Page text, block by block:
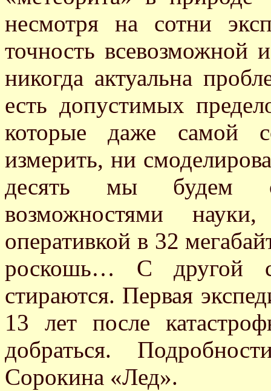
несмотря на сотни
точность всевозможной
никогда актуальна
есть допустимых
которые даже самой
измерить, ни
десять мы будем
возможностями
оперативкой в 32
роскошь… С другой
стираются. Первая
13 лет после
добраться.
Сорокина «Лед».